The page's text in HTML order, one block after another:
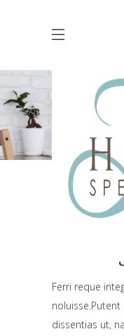
Ferri reque
dissentias ut,